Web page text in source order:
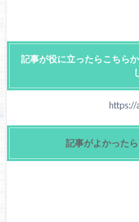
記事が役に立ったらこちら
https://
記事がよかった